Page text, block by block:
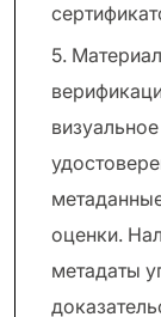
5.
оценки.
метадаты